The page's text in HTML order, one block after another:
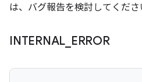
は、バグ報告を検討してくださ
INTERNAL ERROR